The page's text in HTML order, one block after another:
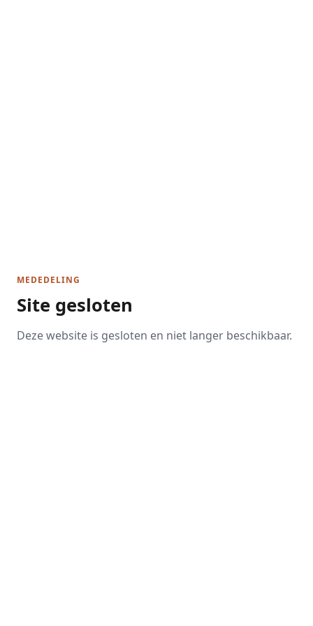
MEDEDELING
Site gesloten
Deze website is gesloten en niet langer beschikbaar.